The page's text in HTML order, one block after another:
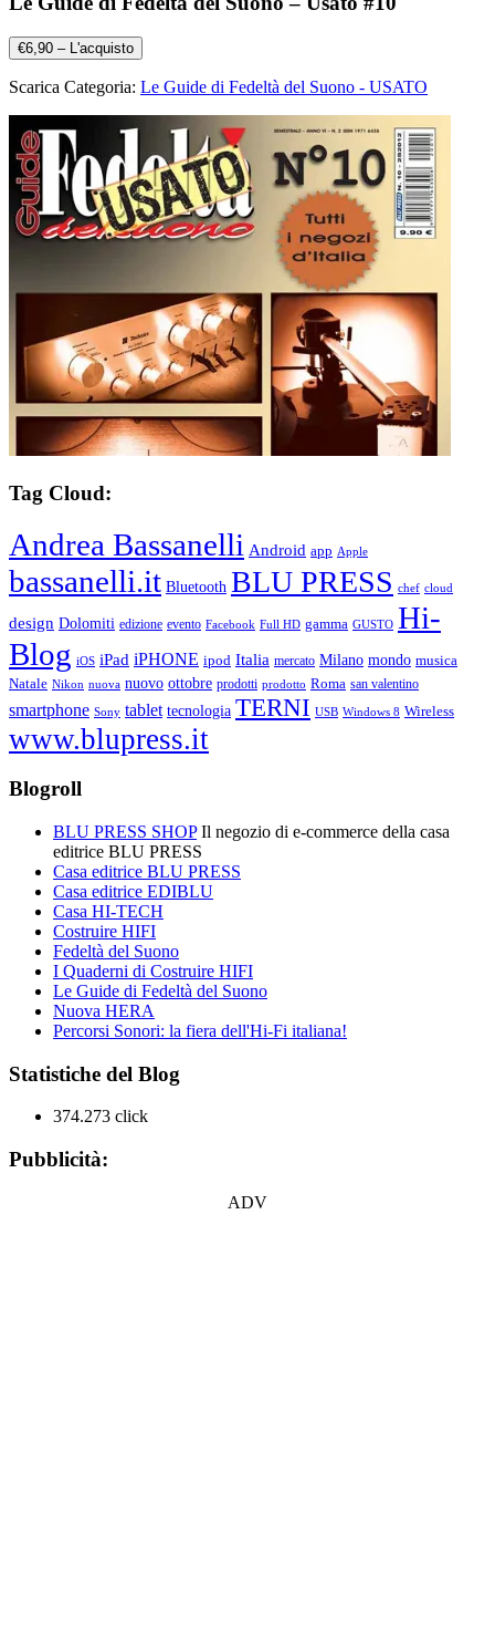
€6,90 – L'acquisto
Scarica Categoria: Le Guide di Fedeltà del Suono - USATO
Tag Cloud:
Andrea Bassanelli Android app Apple
bassanelli.it Bluetooth BLU PRESS chef cloud
design Dolomiti edizione evento Facebook Full HD gamma GUSTO Hi-
Blog iOS iPad iPHONE ipod Italia mercato Milano mondo musica
Natale Nikon nuova nuovo ottobre prodotti prodotto Roma san valentino
smartphone Sony tablet tecnologia TERNI USB Windows 8 Wireless
www.blupress.it
Blogroll
BLU PRESS SHOPIl negozio di e-commerce della casa
editrice BLU PRESS
Casa editrice BLU PRESS
Casa editrice EDIBLU
Casa HI-TECH
Costruire HIFI
Fedeltà del Suono
I Quaderni di Costruire HIFI
Le Guide di Fedeltà del Suono
Nuova HERA
Percorsi Sonori: la fiera dell'Hi-Fi italiana!
Statistiche del Blog
374.273 click
Pubblicità:
ADV